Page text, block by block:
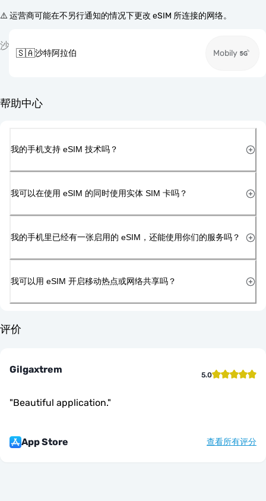
⚠️ 运营商可能在不另行通知的情况下更改 eSIM 所连接的网络。
沙
🇸🇦沙特阿拉伯 Mobily
帮助中心
我的手机支持 eSIM 技术吗？
我可以在使用 eSIM 的同时使用实体 SIM 卡吗？
我的手机里已经有一张启用的 eSIM，还能使用你们的服务吗？
我可以用 eSIM 开启移动热点或网络共享吗？
评价
Gilgaxtrem 5.0
"Beautiful application."
App Store 查看所有评分